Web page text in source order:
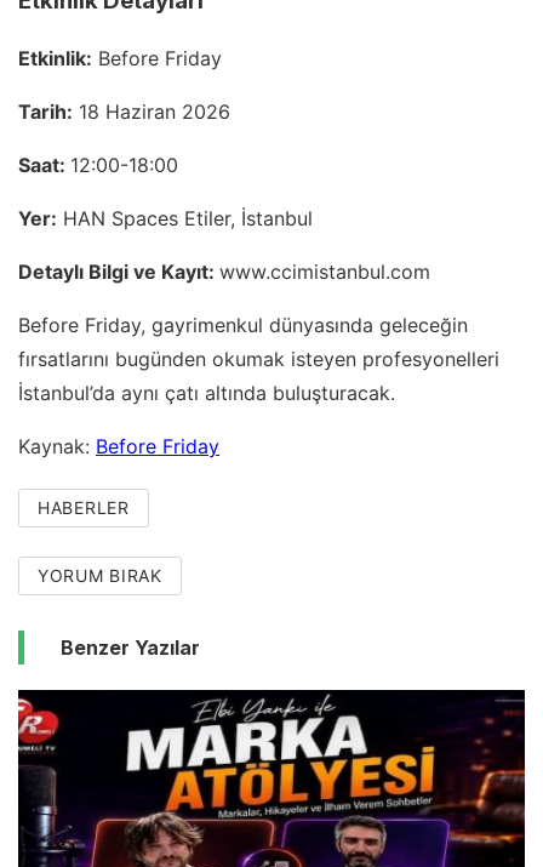
Etkinlik: Before Friday
Tarih: 18 Haziran 2026
Saat: 12:00-18:00
Yer: HAN Spaces Etiler, İstanbul
Detaylı Bilgi ve Kayıt: www.ccimistanbul.com
Before Friday, gayrimenkul dünyasında geleceğin
fırsatlarını bugünden okumak isteyen profesyonelleri
İstanbul’da aynı çatı altında buluşturacak.
Kaynak: Before Friday
HABERLER
YORUM BIRAK
Benzer Yazılar